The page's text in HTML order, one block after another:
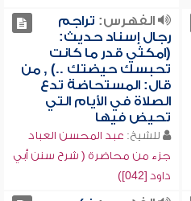
الفهرس: تراجم
رجال إسناد حديث:
(امكثي قدر ما كانت
تحبسك حيضتك ..) , من
قال: المستحاضة تدع
الصلاة في الأيام التي
تحيض فيها
للشيخ: عبد المحسن العباد
جزء من محاضرة ( شرح سنن أبي
داود [042])